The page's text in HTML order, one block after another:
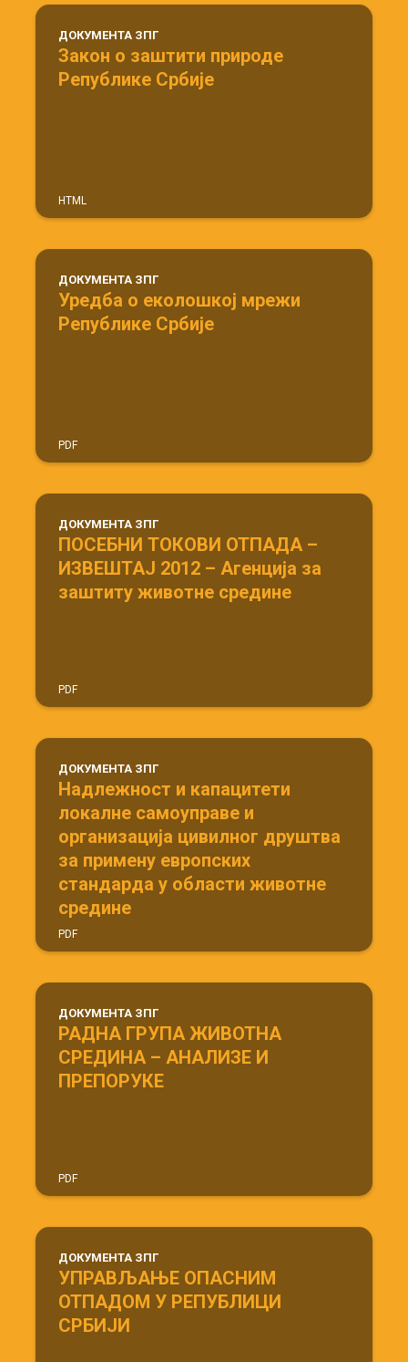
ДОКУМЕНТА ЗПГ
Закон о заштити природе
Републике Србије
HTML
ДОКУМЕНТА ЗПГ
Уредба о еколошкој мрежи
Републике Србије
PDF
ДОКУМЕНТА ЗПГ
ПОСЕБНИ ТОКОВИ ОТПАДА –
ИЗВЕШТАЈ 2012 – Агенција за
заштиту животне средине
PDF
ДОКУМЕНТА ЗПГ
Надлежност и капацитети
локалне самоуправе и
организација цивилног друштва
за примену европских
стандарда у области животне
средине
PDF
ДОКУМЕНТА ЗПГ
РАДНА ГРУПА ЖИВОТНА
СРЕДИНА – АНАЛИЗЕ И
ПРЕПОРУКЕ
PDF
ДОКУМЕНТА ЗПГ
УПРАВЉАЊЕ ОПАСНИМ
ОТПАДОМ У РЕПУБЛИЦИ
СРБИЈИ